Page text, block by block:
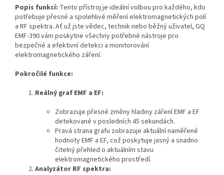
Popis funkcí: Tento přístroj je ideální volbou pro každého, kdo
potřebuje přesné a spolehlivé měření elektromagnetických polí
a RF spektra. Ať už jste vědec, technik nebo běžný uživatel, GQ
EMF-390 vám poskytne všechny potřebné nástroje pro
bezpečné a efektivní detekci a monitorování
elektromagnetického záření.
Pokročilé funkce:
Reálný graf EMF a EF:
Zobrazuje přesné změny hladiny záření EMF a EF
detekované v posledních 45 sekundách.
Pravá strana grafu zobrazuje aktuální naměřené
hodnoty EMF a EF, což poskytuje jasný a snadno
čitelný přehled o aktuálním stavu
elektromagnetického prostředí.
Analyzátor RF spektra: